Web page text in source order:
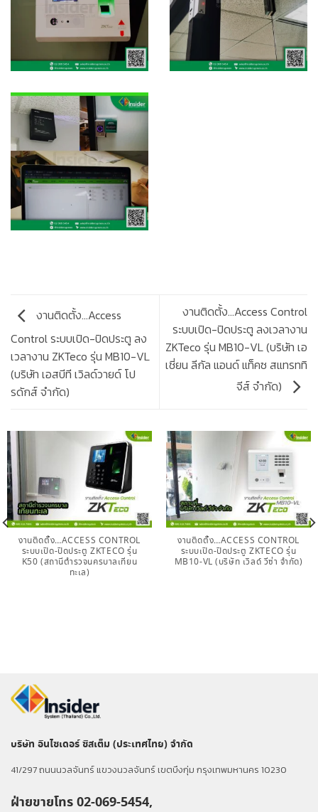
งานติดตั้ง…Access
Control ระบบเปิด-ปิดประตู ลง
เวลางาน ZKTeco รุ่น MB10-VL
(บริษัท เอสบีที เวิลด์วายด์ โป
รดักส์ จำกัด)
งานติดตั้ง…Access Control
ระบบเปิด-ปิดประตู ลงเวลางาน
ZKTeco รุ่น MB10-VL (บริษัท เอ
เชี่ยน ลีกัล แอนด์ แท็คซ สแทรททิ
จีส์ จำกัด)
งานติดตั้ง…ACCESS CONTROL
ระบบเปิด-ปิดประตู ZKTECO รุ่น
K50 (สถานีตำรวจนครบาลเทียน
ทะเล)
งานติดตั้ง…ACCESS CONTROL
ระบบเปิด-ปิดประตู ZKTECO รุ่น
MB10-VL (บริษัท เวิลด์ วีซ่า จำกัด)
บริษัท อินไซเดอร์ ซิสเต็ม (ประเทศไทย) จำกัด
41/297 ถนนนวลจันทร์ แขวงนวลจันทร์ เขตบึงกุ่ม กรุงเทพมหานคร 10230
ฝ่ายขายโทร 02-069-5454,